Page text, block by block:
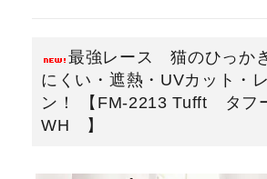
最強レース 猫のひっか
にくい・遮熱・UVカット・
ン！ 【FM-2213 Tufft タ
WH 】